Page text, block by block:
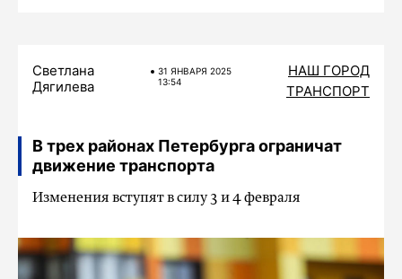
Светлана
Дягилева
31 ЯНВАРЯ 2025
13:54
НАШ ГОРОД
ТРАНСПОРТ
В трех районах Петербурга ограничат
движение транспорта
Изменения вступят в силу 3 и 4 февраля